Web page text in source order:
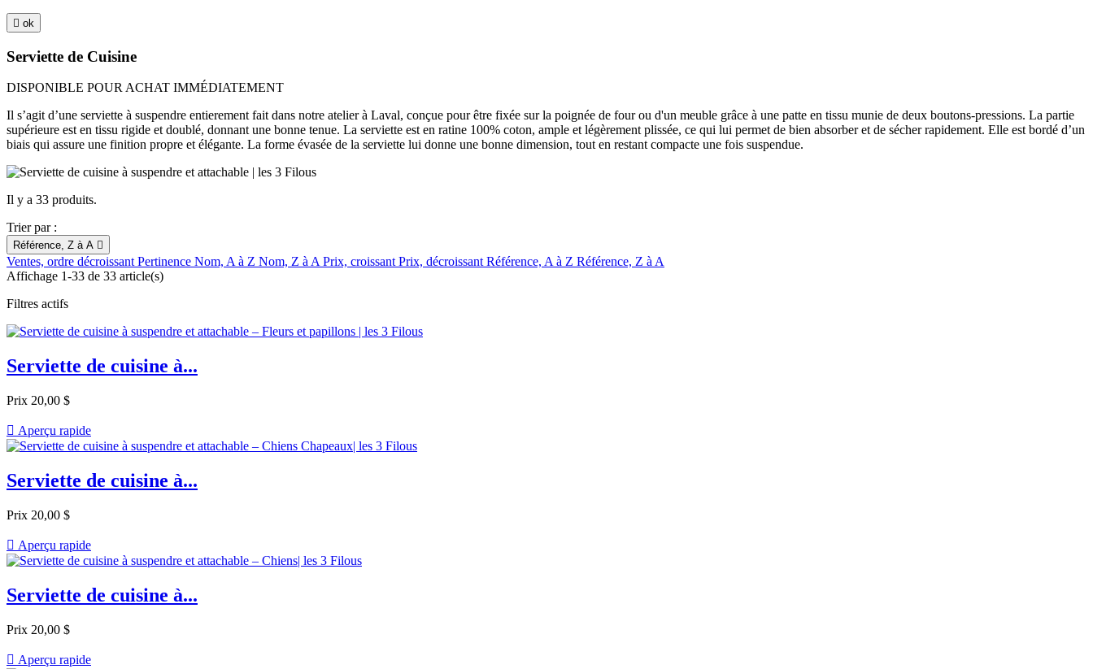
 ok
Serviette de Cuisine
DISPONIBLE POUR ACHAT IMMÉDIATEMENT
Il s’agit d’une serviette à suspendre entierement fait dans notre atelier à Laval, conçue pour être fixée sur la poignée de four ou d'un meuble grâce à une patte en tissu munie de deux boutons-pressions. La partie
supérieure est en tissu rigide et doublé, donnant une bonne tenue. La serviette est en ratine 100% coton, ample et légèrement plissée, ce qui lui permet de bien absorber et de sécher rapidement. Elle est bordé d’un
biais qui assure une finition propre et élégante. La forme évasée de la serviette lui donne une bonne dimension, tout en restant compacte une fois suspendue.
Il y a 33 produits.
Trier par :
Référence, Z à A 
Ventes, ordre décroissantPertinence Nom, A à Z Nom, Z à APrix, croissantPrix, décroissantRéférence, A à Z Référence, Z à A
Affichage 1-33 de 33 article(s)
Filtres actifs
Serviette de cuisine à...
Prix 20,00 $
 Aperçu rapide
Serviette de cuisine à...
Prix 20,00 $
 Aperçu rapide
Serviette de cuisine à...
Prix 20,00 $
 Aperçu rapide